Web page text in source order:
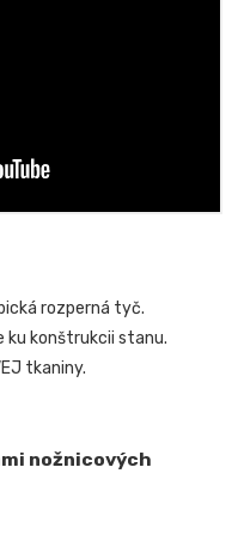
rozperná tyč.
ku konštrukcii stanu.
tkaniny.
nožnicových